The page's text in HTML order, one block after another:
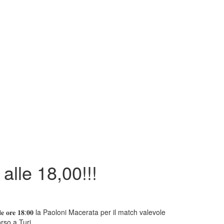
18,00!!!
𝐨𝐫𝐞 𝟏𝟖:𝟎𝟎 la Paoloni Macerata per il match valevole
a Turi